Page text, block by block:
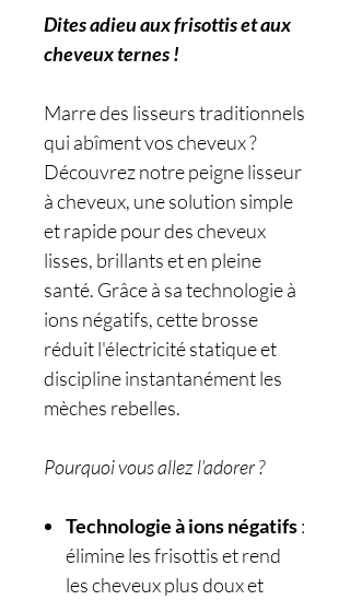
Dites adieu aux frisottis et aux
cheveux ternes !
Marre des lisseurs traditionnels
qui abîment vos cheveux ?
Découvrez notre peigne lisseur
à cheveux, une solution simple
et rapide pour des cheveux
lisses, brillants et en pleine
santé. Grâce à sa technologie à
ions négatifs, cette brosse
réduit l'électricité statique et
discipline instantanément les
mèches rebelles.
Pourquoi vous allez l’adorer ?
Technologie à ions négatifs:
élimine les frisottis et rend
les cheveux plus doux et